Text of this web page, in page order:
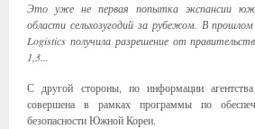
Это уже не первая попытка экспансии
области сельхозугодий за рубежом. В
Logistics получила разрешение от
1,3...
С другой стороны, по информации
совершена в рамках программы по
безопасности Южной Кореи.